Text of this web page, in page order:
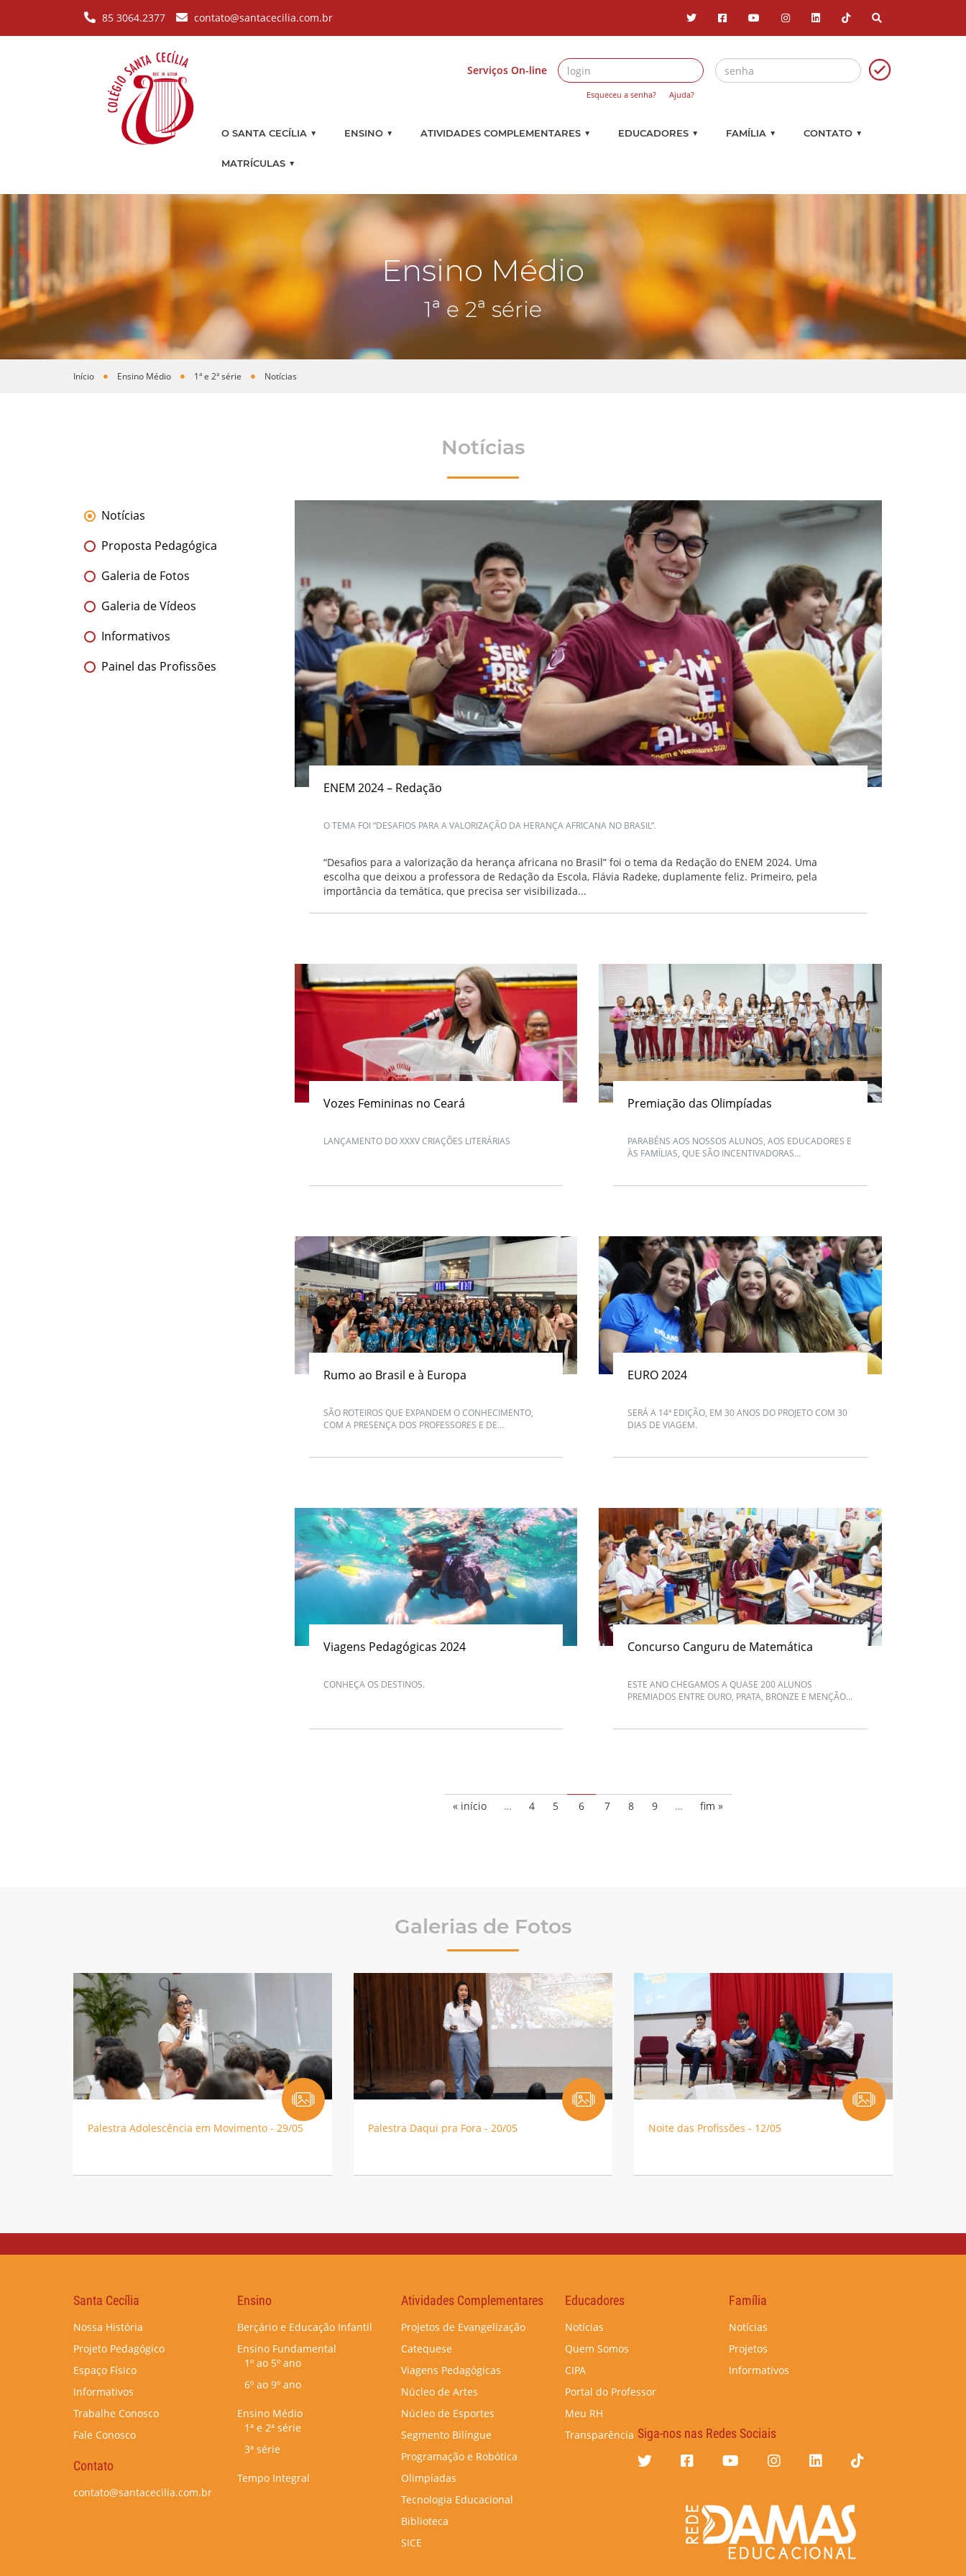
85 3064.2377 contato@santacecilia.com.br
Serviços On-line
Esqueceu a senha? Ajuda?
O SANTA CECÍLIA ▼ ENSINO ▼ ATIVIDADES COMPLEMENTARES ▼ EDUCADORES ▼ FAMÍLIA ▼ CONTATO ▼
MATRÍCULAS ▼
Ensino Médio
1ª e 2ª série
Você está aqui
Início Ensino Médio 1ª e 2ª série Notícias
Notícias
Notícias
Proposta Pedagógica
Galeria de Fotos
Galeria de Vídeos
Informativos
Painel das Profissões
ENEM 2024 – Redação
O TEMA FOI “DESAFIOS PARA A VALORIZAÇÃO DA HERANÇA AFRICANA NO BRASIL”.
“Desafios para a valorização da herança africana no Brasil” foi o tema da Redação do ENEM 2024. Uma
escolha que deixou a professora de Redação da Escola, Flávia Radeke, duplamente feliz. Primeiro, pela
importância da temática, que precisa ser visibilizada...
Vozes Femininas no Ceará
LANÇAMENTO DO XXXV CRIAÇÕES LITERÁRIAS
Premiação das Olimpíadas
PARABÉNS AOS NOSSOS ALUNOS, AOS EDUCADORES E
ÀS FAMÍLIAS, QUE SÃO INCENTIVADORAS...
Rumo ao Brasil e à Europa
SÃO ROTEIROS QUE EXPANDEM O CONHECIMENTO,
COM A PRESENÇA DOS PROFESSORES E DE...
EURO 2024
SERÁ A 14ª EDIÇÃO, EM 30 ANOS DO PROJETO COM 30
DIAS DE VIAGEM.
Viagens Pedagógicas 2024
CONHEÇA OS DESTINOS.
Concurso Canguru de Matemática
ESTE ANO CHEGAMOS A QUASE 200 ALUNOS
PREMIADOS ENTRE OURO, PRATA, BRONZE E MENÇÃO...
« início … 4 5 6 7 8 9 … fim »
Galerias de Fotos
Palestra Adolescência em Movimento - 29/05 Palestra Daqui pra Fora - 20/05 Noite das Profissões - 12/05
Santa Cecília
Nossa História
Projeto Pedagógico
Espaço Físico
Informativos
Trabalhe Conosco
Fale Conosco
Contato
contato@santacecilia.com.br
Ensino
Berçário e Educação Infantil
Ensino Fundamental
1º ao 5º ano
6º ao 9º ano
Ensino Médio
1ª e 2ª série
3ª série
Tempo Integral
Atividades Complementares
Projetos de Evangelização
Catequese
Viagens Pedagógicas
Núcleo de Artes
Núcleo de Esportes
Segmento Bilíngue
Programação e Robótica
Olimpíadas
Tecnologia Educacional
Biblioteca
SICE
Educadores
Notícias
Quem Somos
CIPA
Portal do Professor
Meu RH
Transparência
Família
Notícias
Projetos
Informativos
Siga-nos nas Redes Sociais